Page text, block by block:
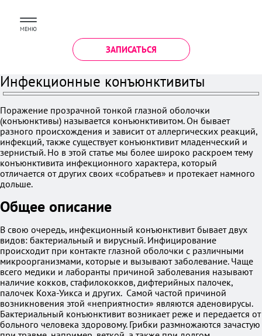
МЕНЮ
ЗАПИСАТЬСЯ
Инфекционные конъюнктивиты
Поражение прозрачной тонкой глазной оболочки
(конъюнктивы) называется конъюнктивитом. Он бывает
разного происхождения и зависит от аллергических реакций,
инфекций, также существует конъюнктивит младенческий и
зернистый. Но в этой статье мы более широко раскроем тему
конъюнктивита инфекционного характера, который
отличается от других своих «собратьев» и протекает намного
дольше.
Общее описание
В свою очередь, инфекционный конъюнктивит бывает двух
видов: бактериальный и вирусный. Инфицирование
происходит при контакте глазной оболочки с различными
микроорганизмами, которые и вызывают заболевание. Чаще
всего медики и лаборанты причиной заболевания называют
наличие кокков, стафилококков, дифтерийных палочек,
палочек Коха-Уикса и других. Самой частой причиной
возникновения этой «неприятности» являются аденовирусы.
Бактериальный конъюнктивит возникает реже и передается от
больного человека здоровому. Грибки размножаются зачастую